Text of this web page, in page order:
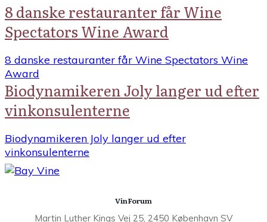
8 danske restauranter får Wine
Spectators Wine Award
8 danske restauranter får Wine Spectators Wine
Award
Biodynamikeren Joly langer ud efter
vinkonsulenterne
Biodynamikeren Joly langer ud efter
vinkonsulenterne
VinForum
Martin Luther Kings Vej 25, 2450 København SV